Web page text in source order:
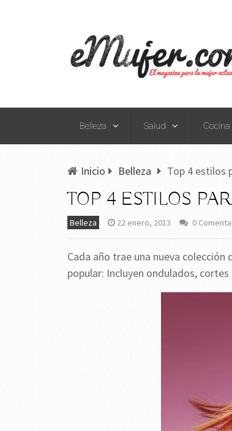
Belleza Salud Cocina
Inicio Belleza Top 4 estilos
TOP 4 ESTILOS
Belleza 22 enero, 2013 0
Cada año trae una nueva
popular: Incluyen ondulados,